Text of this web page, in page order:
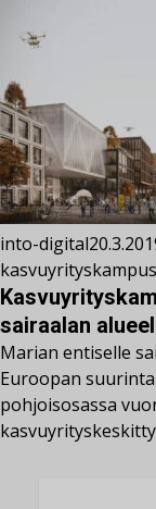
into-digital
kasvuyrityskampus
sairaalan
Marian entiselle
Euroopan
pohjoisosassa